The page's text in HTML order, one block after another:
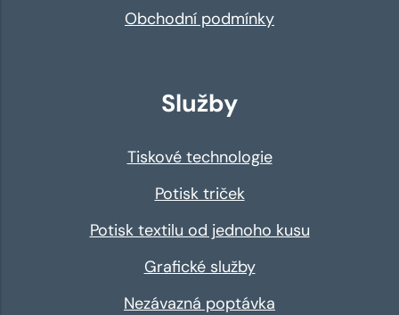
Obchodní podmínky
Služby
Tiskové technologie
Potisk triček
Potisk textilu od jednoho kusu
Grafické služby
Nezávazná poptávka